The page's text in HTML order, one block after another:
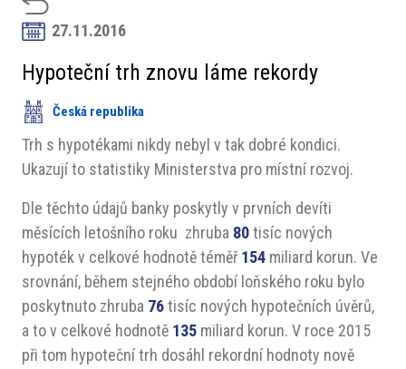
Rozvoj Trhu
Členové
Partneři
​​Projekty
Členská sekce
27.11.2016
Hypoteční trh znovu láme rekordy
Česká republika
Trh s hypotékami nikdy nebyl v tak dobré kondici.
Ukazují to statistiky Ministerstva pro místní rozvoj.
Dle těchto údajů banky poskytly v prvních devíti
měsících letošního roku zhruba 80tisíc nových
hypoték v celkové hodnotě téměř154 miliard korun. Ve
srovnání, během stejného období loňského roku bylo
poskytnuto zhruba 76tisíc nových hypotečních úvěrů,
a to v celkové hodnotě 135 miliard korun. V roce 2015
při tom hypoteční trh dosáhl rekordní hodnoty nově